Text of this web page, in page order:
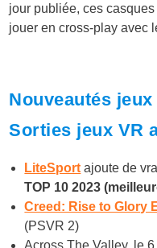
jour publiée, ces
jouer en cross-play avec
Nouveautés
Sorties jeux VR
LiteSport ajoute de
TOP 10 2023
Creed: Rise to Glory
(PSVR 2)
Across The Valley, le